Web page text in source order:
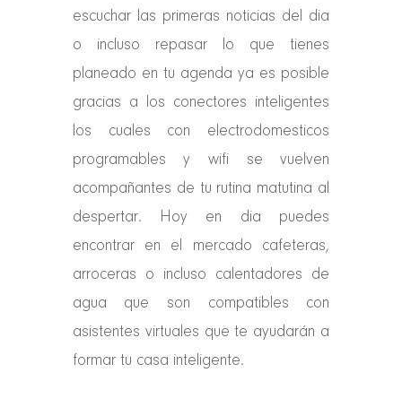
escuchar las primeras noticias del dia
o incluso repasar lo que tienes
planeado en tu agenda ya es posible
gracias a los conectores inteligentes
los cuales con electrodomesticos
programables y wifi se vuelven
acompañantes de tu rutina matutina al
despertar. Hoy en dia puedes
encontrar en el mercado cafeteras,
arroceras o incluso calentadores de
agua que son compatibles con
asistentes virtuales que te ayudarán a
formar tu casa inteligente.